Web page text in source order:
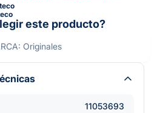
este producto?
Originales
11053693